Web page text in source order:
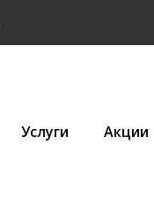
Услуги Акции